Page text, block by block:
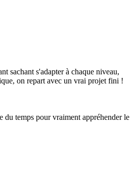
sachant s'adapter à chaque niveau,
on repart avec un vrai projet fini !
du temps pour vraiment appréhender le